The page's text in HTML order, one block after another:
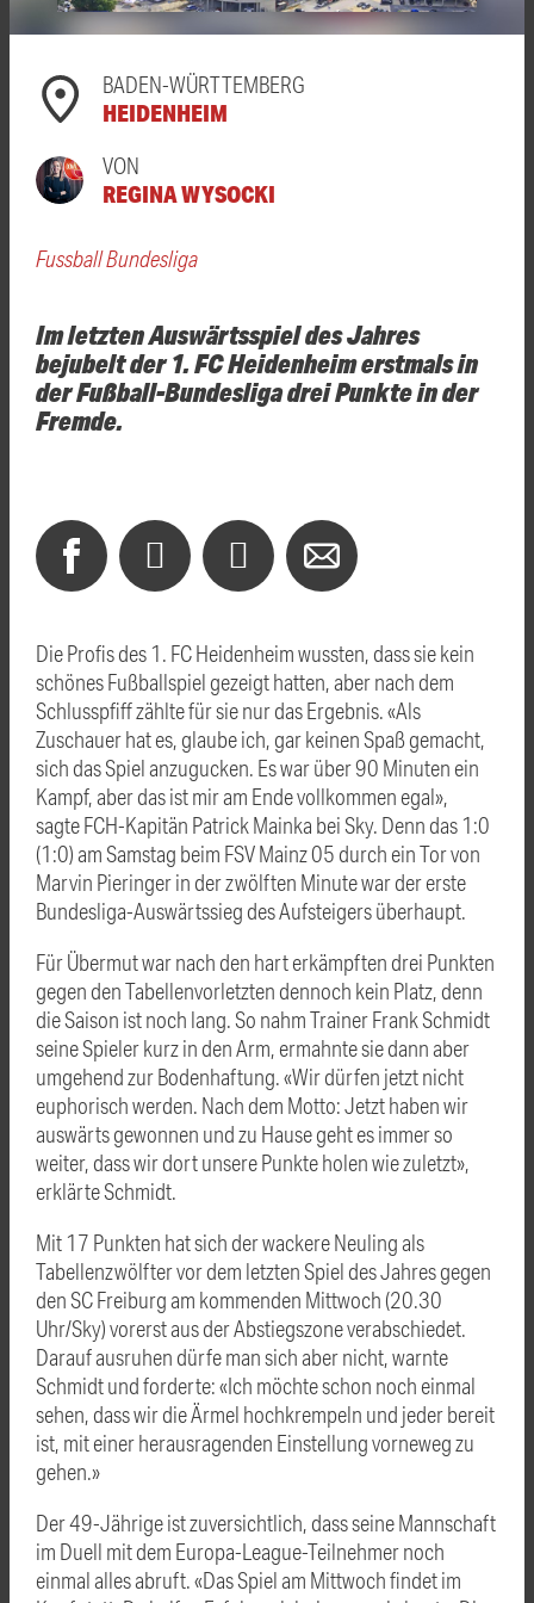
BADEN-WÜRTTEMBERG
HEIDENHEIM
VON
REGINA WYSOCKI
Fussball Bundesliga
Im letzten Auswärtsspiel des Jahres
bejubelt der 1. FC Heidenheim erstmals in
der Fußball-Bundesliga drei Punkte in der
Fremde.
Die Profis des 1. FC Heidenheim wussten, dass sie kein
schönes Fußballspiel gezeigt hatten, aber nach dem
Schlusspfiff zählte für sie nur das Ergebnis. «Als
Zuschauer hat es, glaube ich, gar keinen Spaß gemacht,
sich das Spiel anzugucken. Es war über 90 Minuten ein
Kampf, aber das ist mir am Ende vollkommen egal»,
sagteFCH-Kapitän Patrick Mainka bei Sky. Denn das 1:0
(1:0) am Samstag beim FSV Mainz 05 durch ein Tor von
Marvin Pieringer in der zwölften Minute war der erste
Bundesliga-Auswärtssieg des Aufsteigers überhaupt.
Für Übermut war nach den hart erkämpften drei Punkten
gegen den Tabellenvorletzten dennoch kein Platz, denn
die Saison ist noch lang. So nahm Trainer Frank Schmidt
seine Spieler kurz in den Arm, ermahnte sie dann aber
umgehend zur Bodenhaftung. «Wir dürfen jetzt nicht
euphorisch werden. Nach dem Motto: Jetzt haben wir
auswärts gewonnen und zu Hause geht es immer so
weiter, dass wir dort unsere Punkte holen wie zuletzt»,
erklärte Schmidt.
Mit 17 Punkten hat sich der wackere Neuling als
Tabellenzwölfter vor dem letzten Spiel des Jahres gegen
den SC Freiburg am kommenden Mittwoch (20.30
Uhr/Sky) vorerst aus der Abstiegszone verabschiedet.
Darauf ausruhen dürfe man sich aber nicht, warnte
Schmidt und forderte: «Ich möchte schon noch einmal
sehen, dass wir die Ärmel hochkrempeln und jeder bereit
ist, mit einer herausragenden Einstellung vorneweg zu
gehen.»
Der 49-Jährige ist zuversichtlich, dass seine Mannschaft
im Duell mit dem Europa-League-Teilnehmer noch
einmal alles abruft. «Das Spiel am Mittwoch findet im